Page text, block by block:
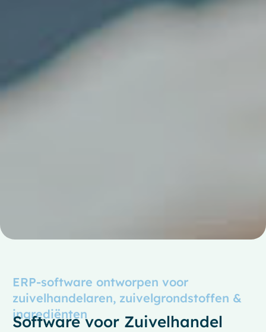
ERP-software ontworpen voor
zuivelhandelaren, zuivelgrondstoffen &
ingrediënten
Software voor Zuivelhandel